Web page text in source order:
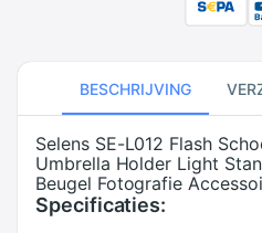
BESCHRIJVING
Selens SE-L012 Flash
Umbrella Holder Light
Beugel Fotografie
Specificaties: